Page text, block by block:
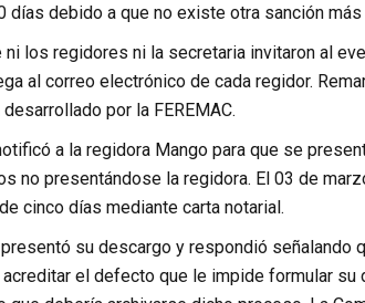
debido a que no existe otra sanción
los regidores ni la secretaria invitaron al
al correo electrónico de cada regidor.
por la FEREMAC.
a la regidora Mango para que se
no presentándose la regidora. El 03 de
cinco días mediante carta notarial.
su descargo y respondió señalando
el defecto que le impide formular